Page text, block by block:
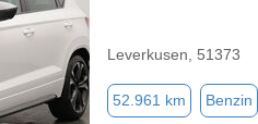
Leverkusen, 51373
52.961 km Benzin